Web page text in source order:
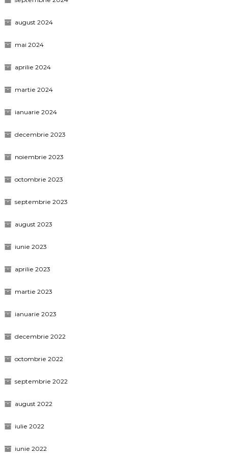
august 2024
mai 2024
aprilie 2024
martie 2024
ianuarie 2024
decembrie 2023
noiembrie 2023
octombrie 2023
septembrie 2023
august 2023
iunie 2023
aprilie 2023
martie 2023
ianuarie 2023
decembrie 2022
octombrie 2022
septembrie 2022
august 2022
iulie 2022
iunie 2022